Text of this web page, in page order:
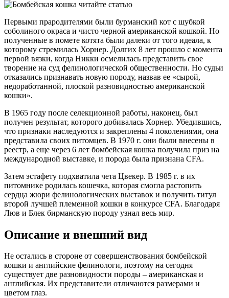
Первыми прародителями были бурманский кот с шубкой
соболиного окраса и чисто черной американской кошкой. Но
полученные в помете котята были далеки от того идеала, к
которому стремилась Хорнер. Долгих 8 лет прошло с момента
первой вязки, когда Никки осмелилась представить свое
творение на суд фелинологической общественности. Но судьи
отказались признавать новую породу, назвав ее «сырой,
недоработанной, плоской разновидностью американской
кошки».
В 1965 году после селекционной работы, наконец, был
получен результат, которого добивалась Хорнер. Убедившись,
что признаки наследуются и закреплены 4 поколениями, она
представила своих питомцев. В 1970 г. они были внесены в
реестр, а еще через 6 лет бомбейская кошка получила приз на
международной выставке, и порода была признана CFA.
Затем эстафету подхватила чета Цвекер. В 1985 г. в их
питомнике родилась кошечка, которая смогла растопить
сердца жюри фелинологических выставок и получить титул
второй лучшей племенной кошки в конкурсе CFA. Благодаря
Люв и Блек бирманскую породу узнал весь мир.
Описание и внешний вид
Не остались в стороне от совершенствования бомбейской
кошки и английские фелинологи, поэтому на сегодня
существует две разновидности породы – американская и
английская. Их представители отличаются размерами и
цветом глаз.